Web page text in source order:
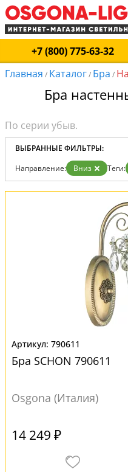
+7 (800) 775-63-32
Главная / Каталог/ Бра /
Бра
ВЫБРАННЫЕ ФИЛЬТРЫ:
Направление: Вниз Теги:
790611
Бра SCHON 790611
Osgona (Италия)
14 249 ₽